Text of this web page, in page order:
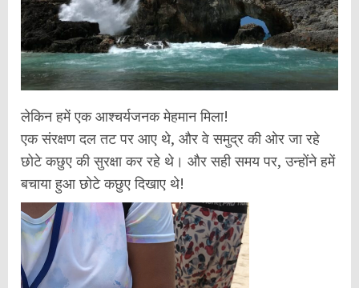
लेकिन हमें एक आश्चर्यजनक मेहमान मिला!
एक संरक्षण दल तट पर आए थे, और वे समुद्र की ओर जा रहे
छोटे कछुए की सुरक्षा कर रहे थे। और सही समय पर, उन्होंने हमें
बचाया हुआ छोटे कछुए दिखाए थे!